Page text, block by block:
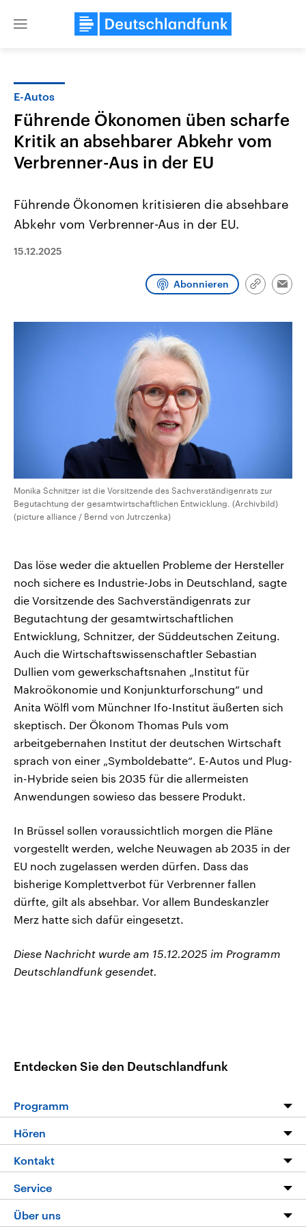
Close
2026
September 2026 einen neuen
Wahlprogramme, aktuelle Berichte
und Hintergründe zu den Parteien
und Kandidaten der anstehenden
Wirtschaftlich und
gehören die Vereinigten
den mächtigsten Ländern
Programm Podcasts
E-Autos
Führende Ökonomen üben scharfe
Kritik an absehbarer Abkehr vom
Verbrenner-Aus in der EU
Führende Ökonomen kritisieren die absehbare
Abkehr vom Verbrenner-Aus in der EU.
15.12.2025
Abonnieren
Link
Monika Schnitzer ist die Vorsitzende des Sachverständigenrats zur
Begutachtung der gesamtwirtschaftlichen Entwicklung. (Archivbild)
(picture alliance / Bernd von Jutrczenka)
Das löse weder die aktuellen Probleme der Hersteller
noch sichere es Industrie-Jobs in Deutschland, sagte
die Vorsitzende des Sachverständigenrats zur
Begutachtung der gesamtwirtschaftlichen
Entwicklung, Schnitzer, der Süddeutschen Zeitung.
Auch die Wirtschaftswissenschaftler Sebastian
Dullien vom gewerkschaftsnahen „Institut für
Makroökonomie und Konjunkturforschung“ und
Anita Wölfl vom Münchner Ifo-Institut äußerten sich
skeptisch. Der Ökonom Thomas Puls vom
arbeitgebernahen Institut der deutschen Wirtschaft
sprach von einer „Symboldebatte“. E-Autos und Plug-
in-Hybride seien bis 2035 für die allermeisten
Anwendungen sowieso das bessere Produkt.
In Brüssel sollen voraussichtlich morgen die Pläne
vorgestellt werden, welche Neuwagen ab 2035 in der
EU noch zugelassen werden dürfen. Dass das
bisherige Komplettverbot für Verbrenner fallen
dürfte, gilt als absehbar. Vor allem Bundeskanzler
Merz hatte sich dafür eingesetzt.
Diese Nachricht wurde am 15.12.2025 im Programm
Deutschlandfunk gesendet.
Entdecken Sie den Deutschlandfunk
Programm
Programm
Die Nachrichten
Nachrichtenleicht
Neue Beiträge auf dlf.de
Hören
Livestream
Podcasts
Deutschlandfunk App
Kontakt
Hörerservice
Service
FAQ
Über uns